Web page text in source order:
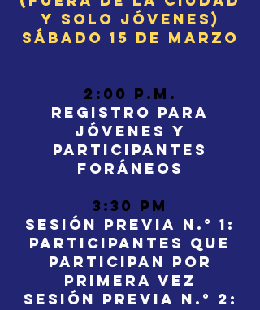
y solo jóvenes)
Sábado 15 de marzo
2:00 p.m.
Registro para
jóvenes y
participantes
foráneos
3:30 pm
Sesión previa n.° 1:
participantes que
participan por
primera vez
Sesión previa n.° 2: